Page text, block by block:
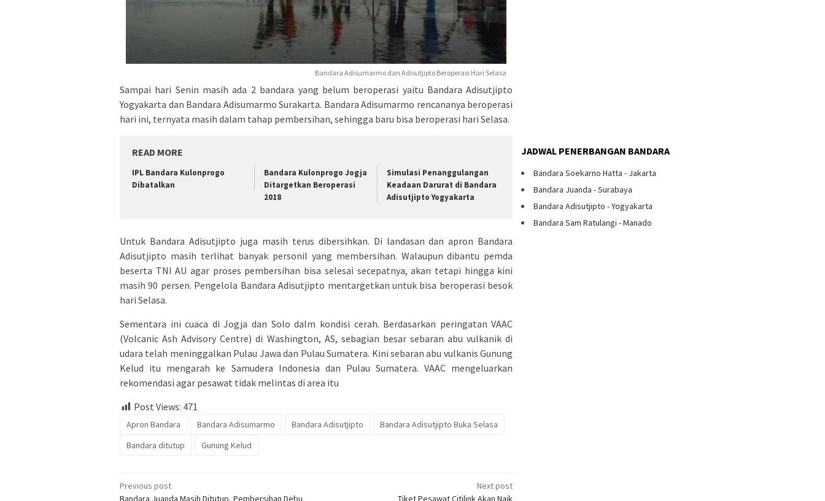
Bandara Adisumarmo dan Adisutjipto Beroperasi Hari Selasa
Sampai hari Senin masih ada 2 bandara yang belum beroperasi yaitu Bandara Adisutjipto
Yogyakarta dan Bandara Adisumarmo Surakarta. Bandara Adisumarmo rencananya beroperasi
hari ini, ternyata masih dalam tahap pembersihan, sehingga baru bisa beroperasi hari Selasa.
READ MORE
IPL Bandara Kulonprogo
Dibatalkan
Bandara Kulonprogo Jogja
Ditargetkan Beroperasi
2018
Simulasi Penanggulangan
Keadaan Darurat di Bandara
Adisutjipto Yogyakarta
Untuk Bandara Adisutjipto juga masih terus dibersihkan. Di landasan dan apron Bandara
Adisutjipto masih terlihat banyak personil yang membersihan. Walaupun dibantu pemda
beserta TNI AU agar proses pembersihan bisa selesai secepatnya, akan tetapi hingga kini
masih 90 persen. Pengelola Bandara Adisutjipto mentargetkan untuk bisa beroperasi besok
hari Selasa.
Sementara ini cuaca di Jogja dan Solo dalm kondisi cerah. Berdasarkan peringatan VAAC
(Volcanic Ash Advisory Centre) di Washington, AS, sebagian besar sebaran abu vulkanik di
udara telah meninggalkan Pulau Jawa dan Pulau Sumatera. Kini sebaran abu vulkanis Gunung
Kelud itu mengarah ke Samudera Indonesia dan Pulau Sumatera. VAAC mengeluarkan
rekomendasi agar pesawat tidak melintas di area itu
Post Views: 471
Apron Bandara Bandara Adisumarmo Bandara Adisutjipto
Bandara Adisutjipto Buka Selasa
Bandara ditutup
Gunung Kelud
Post
Previous post
Bandara Juanda Masih Ditutup, Pembersihan Debu
Next post
Tiket Pesawat Citilink Akan Naik
JADWAL PENERBANGAN BANDARA
Bandara Soekarno Hatta - Jakarta
Bandara Juanda - Surabaya
Bandara Adisutjipto - Yogyakarta
Bandara Sam Ratulangi - Manado